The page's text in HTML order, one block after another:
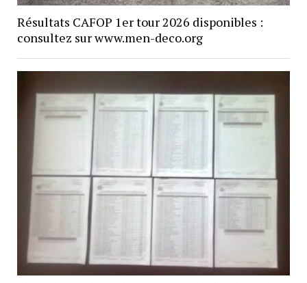
Résultats CAFOP 1er tour 2026 disponibles :
consultez sur www.men-deco.org